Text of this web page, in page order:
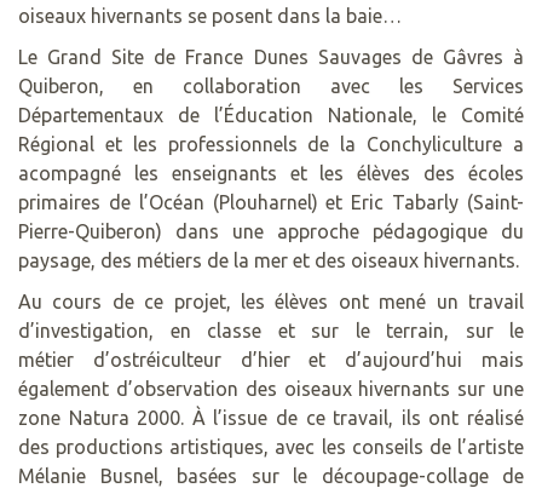
oiseaux hivernants se posent dans la baie…
Le Grand Site de France Dunes Sauvages de Gâvres à
Quiberon, en collaboration avec les Services
Départementaux de l’Éducation Nationale, le Comité
Régional et les professionnels de la Conchyliculture a
acompagné les enseignants et les élèves des écoles
primaires de l’Océan (Plouharnel) et Eric Tabarly (Saint-
Pierre-Quiberon) dans une approche pédagogique du
paysage, des métiers de la mer et des oiseaux hivernants.
Au cours de ce projet, les élèves ont mené un travail
d’investigation, en classe et sur le terrain, sur le
métier d’ostréiculteur d’hier et d’aujourd’hui mais
également d’observation des oiseaux hivernants sur une
zone Natura 2000. À l’issue de ce travail, ils ont réalisé
des productions artistiques, avec les conseils de l’artiste
Mélanie Busnel, basées sur le découpage-collage de